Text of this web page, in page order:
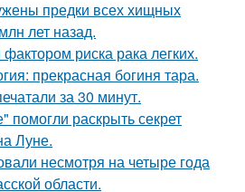
предки всех хищных
лет назад.
риска рака легких.
прекрасная богиня тара.
за 30 минут.
помогли раскрыть секрет
Луне.
несмотря на четыре года
области.